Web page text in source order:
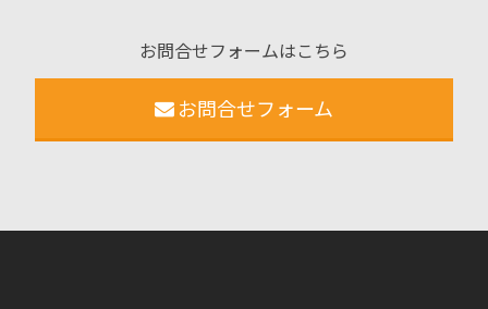
お問合せフォームはこちら
お問合せフォーム